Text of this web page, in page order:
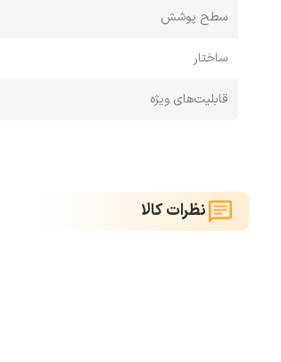
سطح پوشش
ساختار
قابلیت‌های ویژه
نظرات کالا